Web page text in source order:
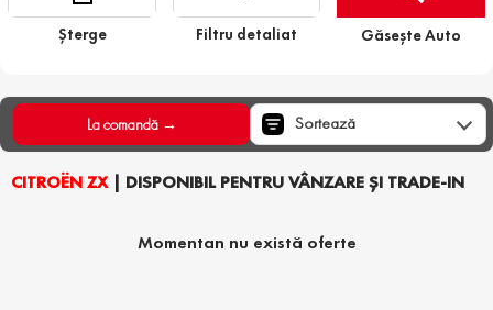
Șterge Filtru detaliat Găsește Auto
CITROËN ZX| DISPONIBIL PENTRU VÂNZARE ȘI TRADE-IN
La comandă → Sortează
Momentan nu există oferte